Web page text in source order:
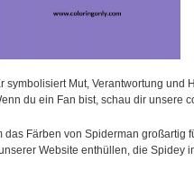
symbolisiert Mut, Verantwortung
du ein Fan bist, schau dir unsere
das Färben von Spiderman
Website enthüllen, die Spidey